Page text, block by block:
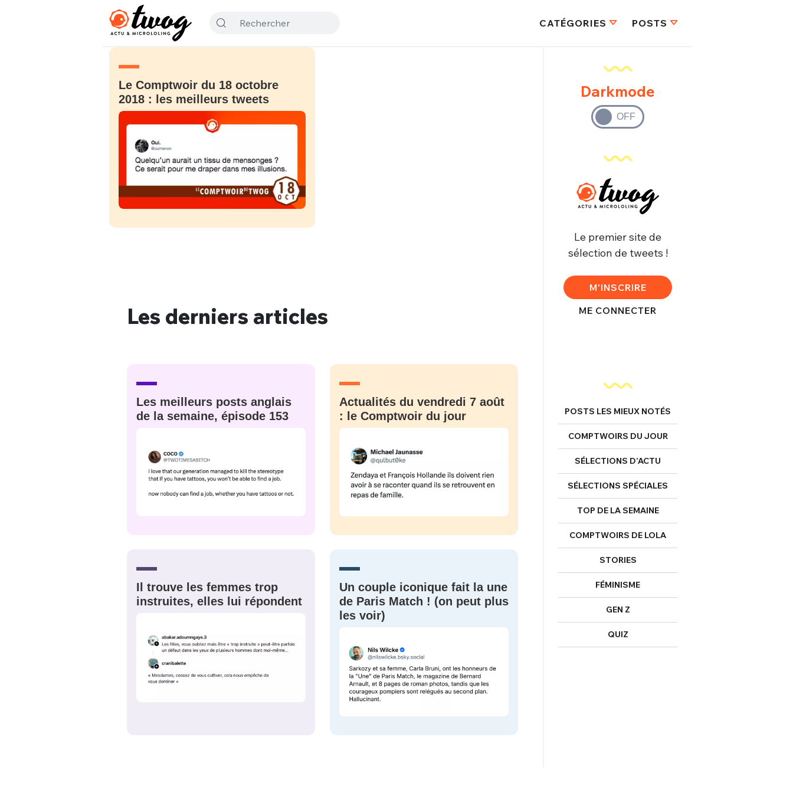
CATÉGORIES POSTS
Le Comptwoir du 18 octobre
2018 : les meilleurs tweets
Les derniers articles
Les meilleurs posts anglais
de la semaine, épisode 153
Actualités du vendredi 7 août
: le Comptwoir du jour
Il trouve les femmes trop
instruites, elles lui répondent
Un couple iconique fait la une
de Paris Match ! (on peut plus
les voir)
Darkmode
Le premier site de
sélection de tweets !
M'INSCRIRE
ME CONNECTER
POSTS LES MIEUX NOTÉS
COMPTWOIRS DU JOUR
SÉLECTIONS D’ACTU
SÉLECTIONS SPÉCIALES
TOP DE LA SEMAINE
COMPTWOIRS DE LOLA
STORIES
FÉMINISME
GEN Z
QUIZ
FERMER
PSEUDO* PSEUDO
Mot de passe perdu ?
CONNEXION
VOTRE PARTICIPATION
Que souhaitez-vous proposer ?
Quelques
tweets
Ma propre
sélection
Un Thread
C'EST PARTI